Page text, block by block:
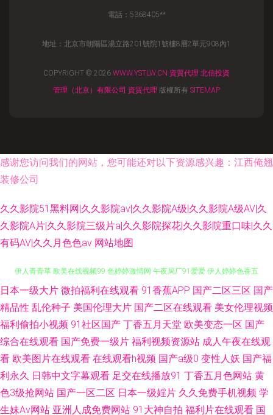
電話：5368405**
地址：北京市朝陽區湯立路201號院1號樓8層2單元908內1
COPYRIGHT © 2026 WWW.YSTLW.CN 資質代理 北信投資
管理（北京）有限公司 資質代理 版權所有 SITEMAP
感谢您访问我们的网站，您可能还对以下资源感兴趣：江西俺翘
装修公司
久久影院51黑料网|久久影院av|久久影院A级|久久影院A级AV|久
久影院A片|久久影院三级片a|久久影院探花|久久影院重口味|久久
有码AV|久久月色色av 网站地图
97色色综合 天堂黄色传媒 国产高清在线视频 久草福利不卡 久久伊人av 狼友
伊人青青草 欧美在线视频99 色婷婷激情网 午夜局厂91爱爱 伊人婷婷色香五
月 白丝足交av91 福利社之免费区 护士AV采精AV 欧美色图东方 亚洲字幕大
香蕉 91福利社色 成人看片91 国产VA在线 国产精品传媒导航 黄色无码91精
东 久久精品国产视频 欧美情色导航 午夜91视频 亚洲国产成人片 www干逼
日本一级大片 微拍福利在线观看 91香蕉APP 国产二区三区 国产
精品性 乱伦种子 美国伦理大片 国产二区在线观看 美女伦理视频
福利偷拍小视频 91社区国产 丁香五月天堂 欧美变态一区 国产
综合在线观看 国产免费一级片 福利视频资源站 成人午夜在线观
看 欧美图片在线观看 在线观看h视频 国产a级0 变性人妖 国产福
利永久 日韩中文字幕观看 足交在线播放91 丁香五月色网站 黄
色3级抢网站 国产一区二区 日本一级婬片 久久免费手机视频 学
生妹Av网站 亚洲人成免费网站 91大神自拍 福利片在线观看 国